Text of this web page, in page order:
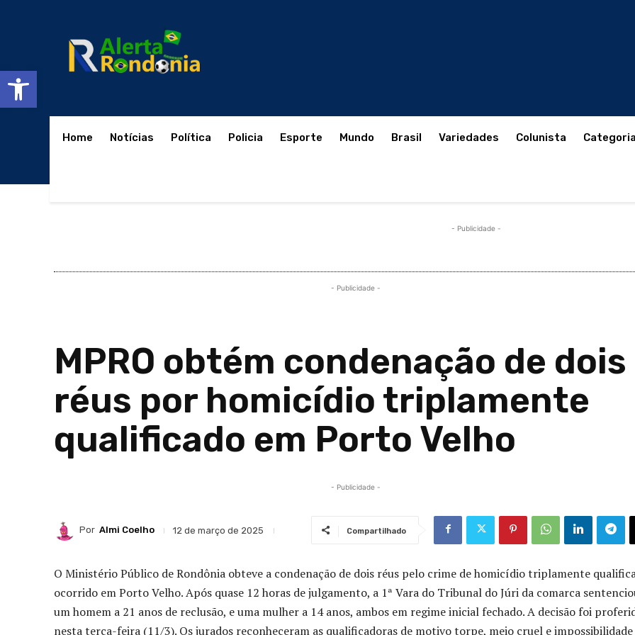
Abrir a barra de ferramentas
Home Notícias Política Policia Esporte Mundo Brasil Variedades Colunista
- Publicidade -
- Publicidade -
MPRO obtém condenação de dois
réus por homicídio triplamente
qualificado em Porto Velho
- Publicidade -
Por Almi Coelho 12 de março de 2025 Compartilhado
O Ministério Público de Rondônia obteve a condenação de dois réus pelo crime de homicídio triplamente
ocorrido em Porto Velho. Após quase 12 horas de julgamento, a 1ª Vara do Tribunal do Júri da comarca
um homem a 21 anos de reclusão, e uma mulher a 14 anos, ambos em regime inicial fechado. A decisão foi
nesta terça-feira (11/3). Os jurados reconheceram as qualificadoras de motivo torpe, meio cruel e impossibilidade